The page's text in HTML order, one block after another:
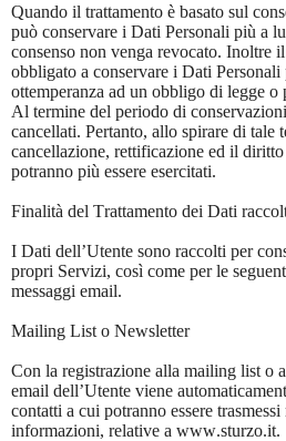
Quando il trattamento è basato sul
può conservare i Dati Personali più a
consenso non venga revocato. Inoltre
obbligato a conservare i Dati
ottemperanza ad un obbligo di legge o
Al termine del periodo di
cancellati. Pertanto, allo spirare di tale
cancellazione, rettificazione ed il
potranno più essere esercitati.
Finalità del Trattamento dei Dati
I Dati dell’Utente sono raccolti per
propri Servizi, così come per le
messaggi email.
Mailing List o Newsletter
Con la registrazione alla mailing list o
email dell’Utente viene
contatti a cui potranno essere
informazioni, relative a www.sturzo.it.